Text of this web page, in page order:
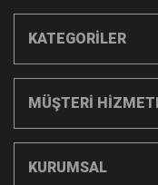
KATEGORİLER
MÜŞTERİ
KURUMSAL